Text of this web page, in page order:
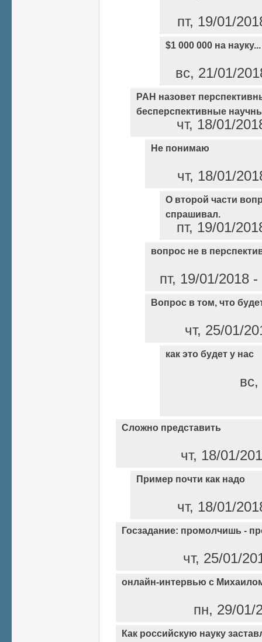
пт, 19/01/
$1 000 000 на науку...
вс, 21/01/
РАН назовет
бесперспективные
чт, 18/01/
Не понимаю
чт, 18/01/
О второй части
спрашивал.
пт, 19/01/
вопрос не в
пт, 19/01/2018
Вопрос в том, что
чт, 25/01/
как это будет у нас
Сложно представить
чт, 18/01/
Пример почти как надо
чт, 18/01/
Госзадание: промолчишь -
чт, 25/01/
онлайн-интервью с
пн, 29/
Как российскую науку